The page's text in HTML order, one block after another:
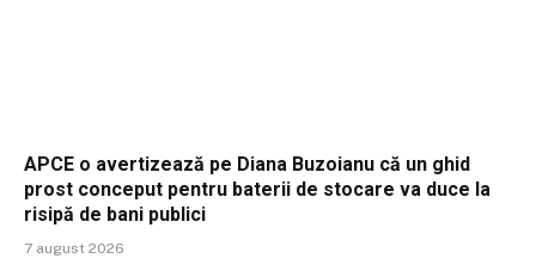
APCE o avertizează pe Diana Buzoianu că un ghid
prost conceput pentru baterii de stocare va duce la
risipă de bani publici
7 august 2026